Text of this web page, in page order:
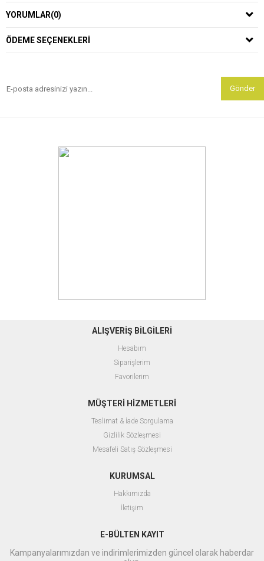
YORUMLAR(0)
ÖDEME SEÇENEKLERI
Gönder
ALIŞVERİŞ BİLGİLERİ
Hesabım
Siparişlerim
Favorilerim
MÜŞTERİ HİZMETLERİ
Teslimat & İade Sorgulama
Gizlilik Sözleşmesi
Mesafeli Satış Sözleşmesi
KURUMSAL
Hakkımızda
İletişim
E-BÜLTEN KAYIT
Kampanyalarımızdan ve indirimlerimizden güncel olarak haberdar